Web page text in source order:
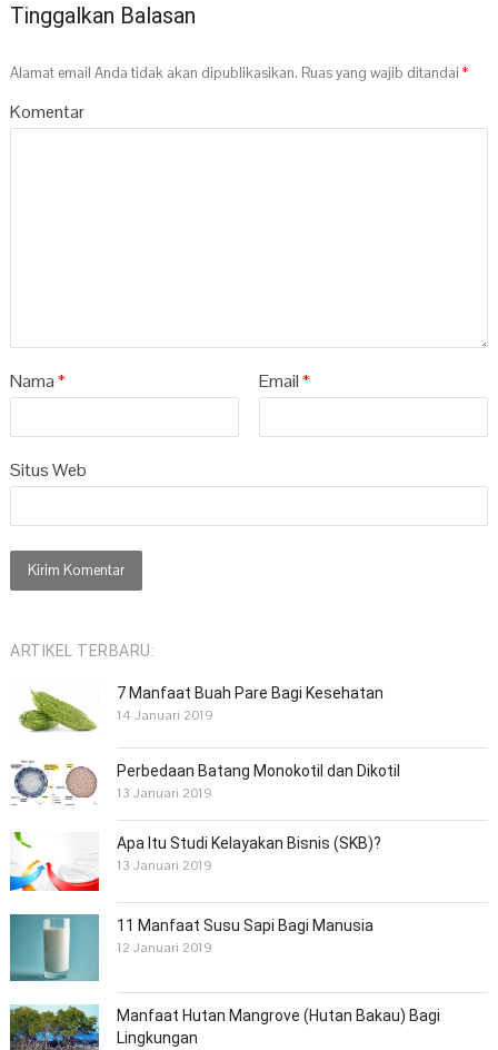
Tinggalkan Balasan
Alamat email Anda tidak akan dipublikasikan. Ruas yang wajib ditandai*
Komentar
Nama* Email*
Situs Web
ARTIKEL TERBARU:
7 Manfaat Buah Pare Bagi Kesehatan
14 Januari 2019
Perbedaan Batang Monokotil dan Dikotil
13 Januari 2019
Apa Itu Studi Kelayakan Bisnis (SKB)?
13 Januari 2019
11 Manfaat Susu Sapi Bagi Manusia
12 Januari 2019
Manfaat Hutan Mangrove (Hutan Bakau) Bagi
Lingkungan